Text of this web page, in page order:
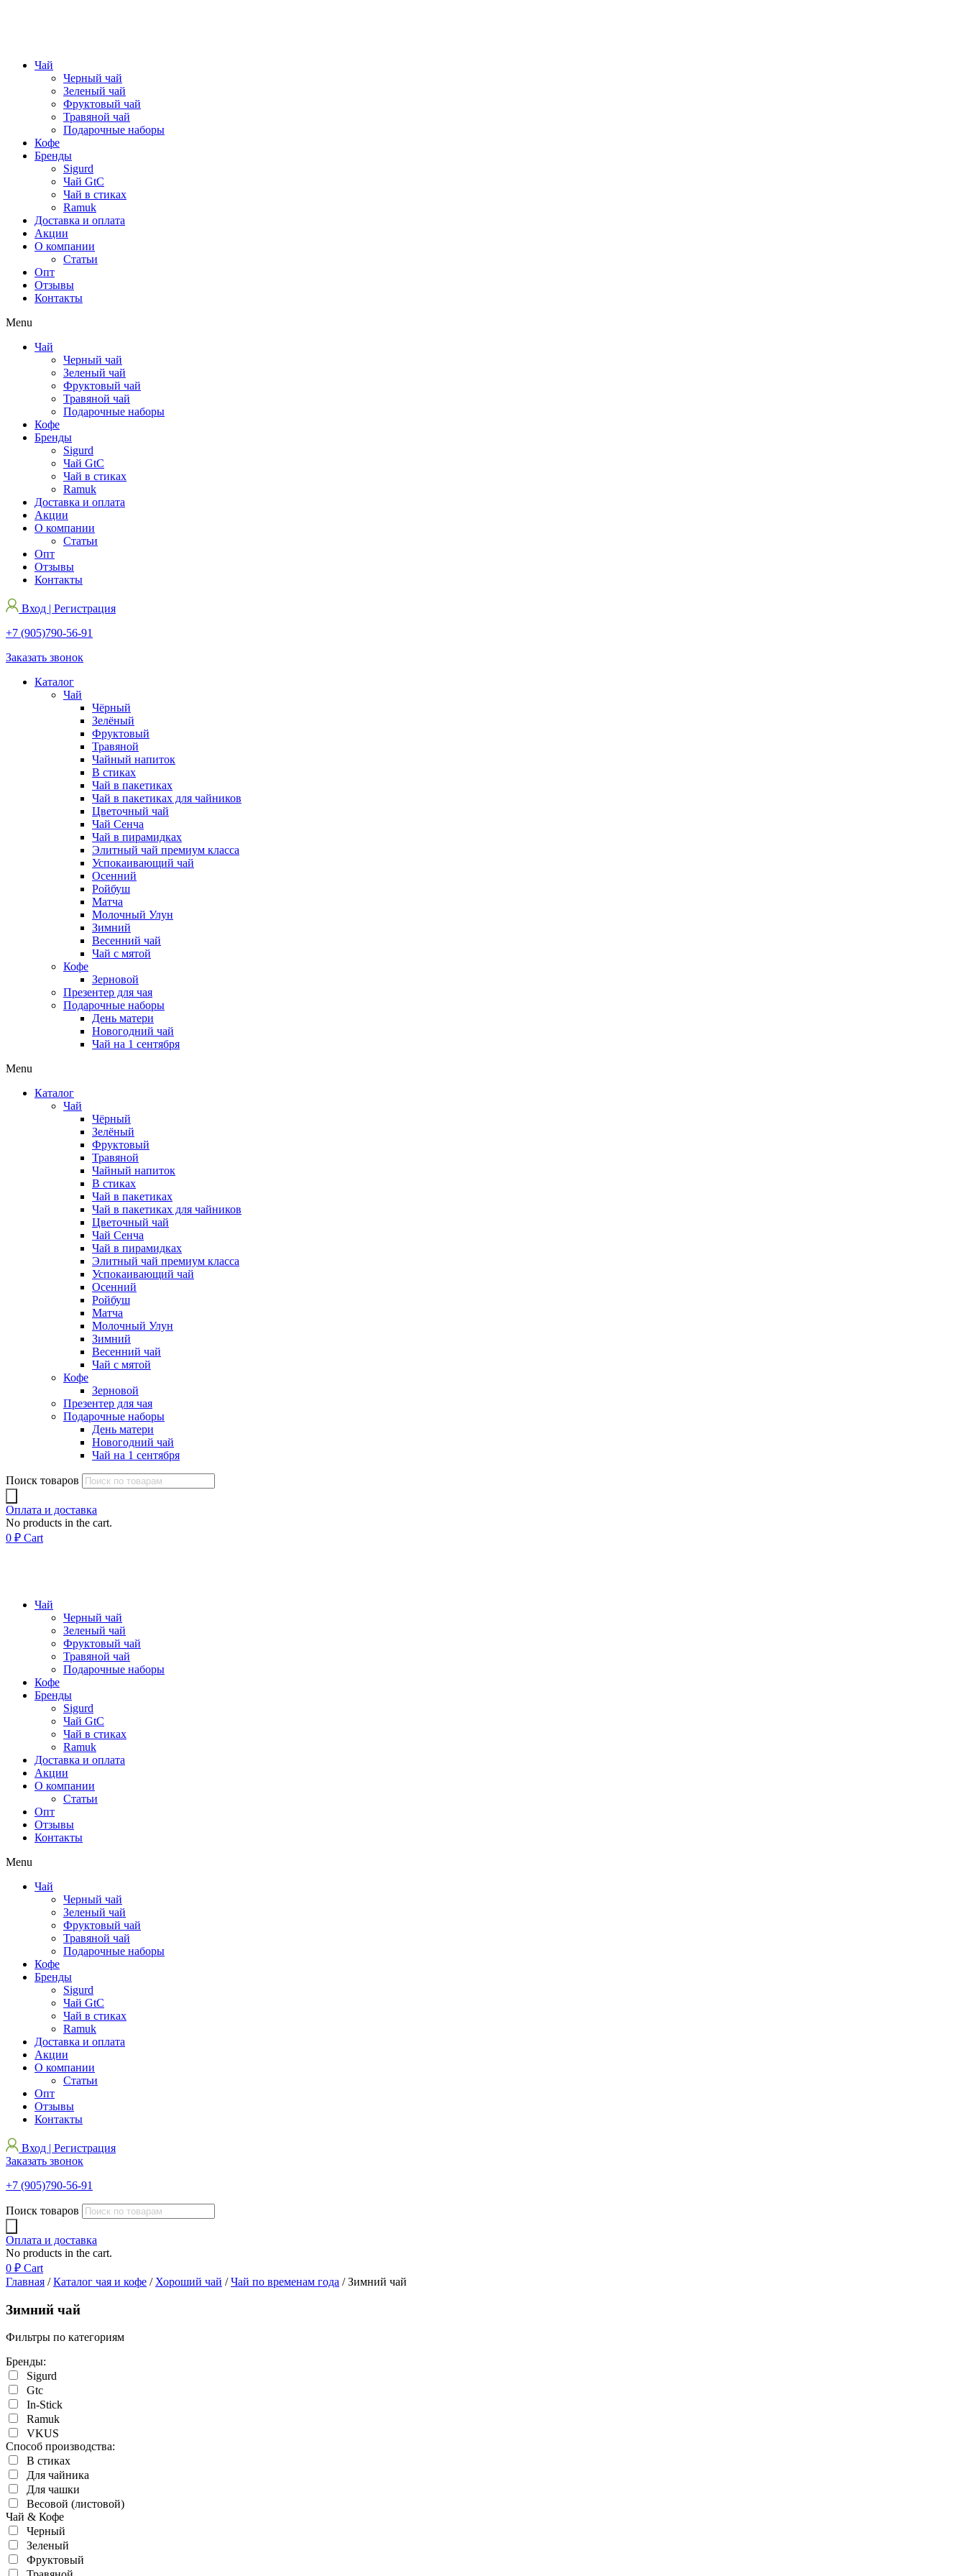
Чай
Черный чай
Зеленый чай
Фруктовый чай
Травяной чай
Подарочные наборы
Кофе
Бренды
Sigurd
Чай GtC
Чай в стиках
Ramuk
Доставка и оплата
Акции
О компании
Статьи
Опт
Отзывы
Контакты
Menu
Чай
Черный чай
Зеленый чай
Фруктовый чай
Травяной чай
Подарочные наборы
Кофе
Бренды
Sigurd
Чай GtC
Чай в стиках
Ramuk
Доставка и оплата
Акции
О компании
Статьи
Опт
Отзывы
Контакты
Вход | Регистрация
+7 (905)790-56-91
Заказать звонок
Каталог
Чай
Чёрный
Зелёный
Фруктовый
Травяной
Чайный напиток
В стиках
Чай в пакетиках
Чай в пакетиках для чайников
Цветочный чай
Чай Сенча
Чай в пирамидках
Элитный чай премиум класса
Успокаивающий чай
Осенний
Ройбуш
Матча
Молочный Улун
Зимний
Весенний чай
Чай с мятой
Кофе
Зерновой
Презентер для чая
Подарочные наборы
День матери
Новогодний чай
Чай на 1 сентября
Menu
Каталог
Чай
Чёрный
Зелёный
Фруктовый
Травяной
Чайный напиток
В стиках
Чай в пакетиках
Чай в пакетиках для чайников
Цветочный чай
Чай Сенча
Чай в пирамидках
Элитный чай премиум класса
Успокаивающий чай
Осенний
Ройбуш
Матча
Молочный Улун
Зимний
Весенний чай
Чай с мятой
Кофе
Зерновой
Презентер для чая
Подарочные наборы
День матери
Новогодний чай
Чай на 1 сентября
Поиск товаров
Оплата и доставка
No products in the cart.
0 ₽ Cart
Чай
Черный чай
Зеленый чай
Фруктовый чай
Травяной чай
Подарочные наборы
Кофе
Бренды
Sigurd
Чай GtC
Чай в стиках
Ramuk
Доставка и оплата
Акции
О компании
Статьи
Опт
Отзывы
Контакты
Menu
Чай
Черный чай
Зеленый чай
Фруктовый чай
Травяной чай
Подарочные наборы
Кофе
Бренды
Sigurd
Чай GtC
Чай в стиках
Ramuk
Доставка и оплата
Акции
О компании
Статьи
Опт
Отзывы
Контакты
Вход | Регистрация
Заказать звонок
+7 (905)790-56-91
Поиск товаров
Оплата и доставка
No products in the cart.
0 ₽ Cart
Главная /Каталог чая и кофе / Хороший чай /Чай по временам года / Зимний чай
Зимний чай
Фильтры по категориям
Бренды:
Sigurd
Gtc
In-Stick
Ramuk
VKUS
Cпособ производства:
В стиках
Для чайника
Для чашки
Весовой (листовой)
Чай & Кофе
Черный
Зеленый
Фруктовый